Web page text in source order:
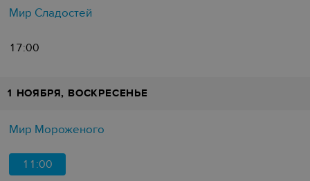
Мир Сладостей
17:00
1 НОЯБРЯ, ВОСКРЕСЕНЬЕ
Мир Мороженого
11:00